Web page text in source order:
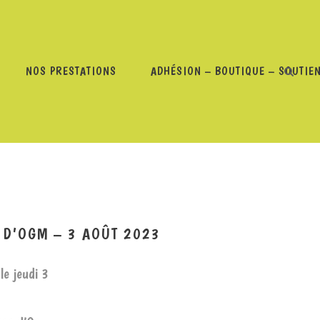
NOS PRESTATIONS ADHÉSION – BOUTIQUE –
D’OGM – 3 AOÛT 2023
jeudi 3